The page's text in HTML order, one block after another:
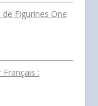
Figurines One
: